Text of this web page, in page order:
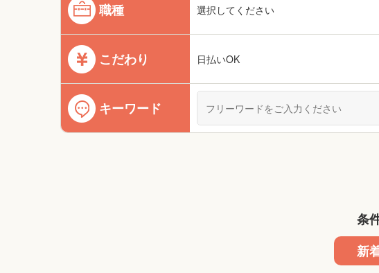
職種 選択してください
こだわり 日払いOK
キーワード
条
新